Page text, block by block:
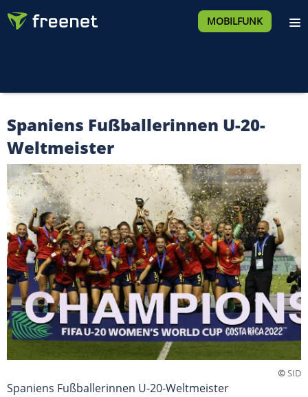
MOBILFUNK
Spaniens Fußballerinnen U-20-
Weltmeister
©SID
Spaniens Fußballerinnen U-20-Weltmeister